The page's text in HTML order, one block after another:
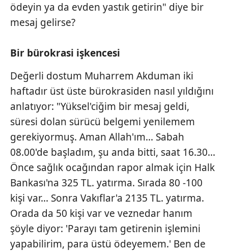
ödeyin ya da evden yastık getirin" diye bir
mesaj gelirse?
Bir bürokrasi işkencesi
Değerli dostum Muharrem Akduman iki
haftadır üst üste bürokrasiden nasıl yıldığını
anlatıyor: "Yüksel'ciğim bir mesaj geldi,
süresi dolan sürücü belgemi yenilemem
gerekiyormuş. Aman Allah'ım... Sabah
08.00'de başladım, şu anda bitti, saat 16.30...
Önce sağlık ocağından rapor almak için Halk
Bankası'na 325 TL. yatırma. Sırada 80 -100
kişi var... Sonra Vakıflar'a 2135 TL. yatırma.
Orada da 50 kişi var ve veznedar hanım
şöyle diyor: 'Parayı tam getirenin işlemini
yapabilirim, para üstü ödeyemem.' Ben de